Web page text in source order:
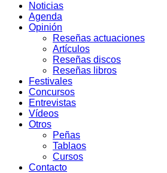
Noticias
Agenda
Opinión
Reseñas actuaciones
Artículos
Reseñas discos
Reseñas libros
Festivales
Concursos
Entrevistas
Vídeos
Otros
Peñas
Tablaos
Cursos
Contacto